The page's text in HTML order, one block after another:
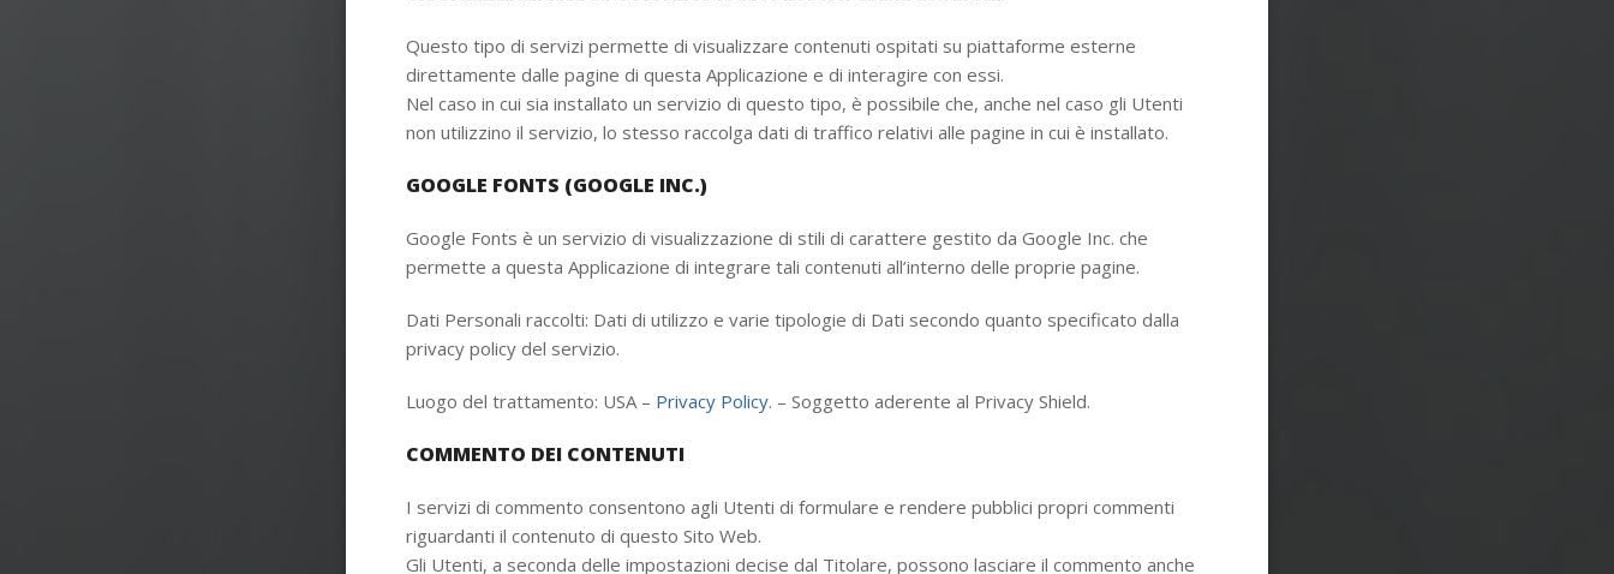
Questo tipo di servizi permette di visualizzare contenuti ospitati su piattaforme esterne
direttamente dalle pagine di questa Applicazione e di interagire con essi.
Nel caso in cui sia installato un servizio di questo tipo, è possibile che, anche nel caso gli Utenti
non utilizzino il servizio, lo stesso raccolga dati di traffico relativi alle pagine in cui è installato.
GOOGLE FONTS (GOOGLE INC.)
Google Fonts è un servizio di visualizzazione di stili di carattere gestito da Google Inc. che
permette a questa Applicazione di integrare tali contenuti all’interno delle proprie pagine.
Dati Personali raccolti: Dati di utilizzo e varie tipologie di Dati secondo quanto specificato dalla
privacy policy del servizio.
Luogo del trattamento: USA – Privacy Policy. – Soggetto aderente al Privacy Shield.
COMMENTO DEI CONTENUTI
I servizi di commento consentono agli Utenti di formulare e rendere pubblici propri commenti
riguardanti il contenuto di questo Sito Web.
Gli Utenti, a seconda delle impostazioni decise dal Titolare, possono lasciare il commento anche